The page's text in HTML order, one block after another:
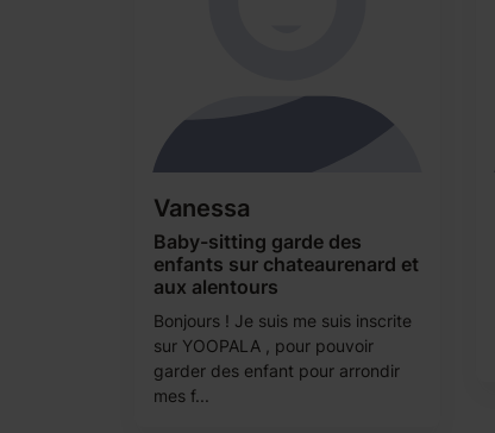
Vanessa
Baby-sitting garde des
enfants sur chateaurenard et
aux alentours
Bonjours ! Je suis me suis inscrite
sur YOOPALA , pour pouvoir
garder des enfant pour arrondir
mes f...